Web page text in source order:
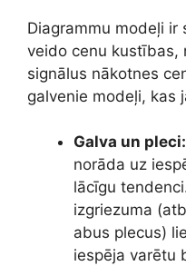
Diagrammu modeļi ir
veido cenu kustības,
signālus nākotnes
galvenie modeļi, kas
Galva un pleci:
norāda uz
lācīgu
izgriezuma
abus plecus)
iespēja varētu